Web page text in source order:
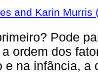
and Karin Murris
Pode
ordem dos
e na infância, a